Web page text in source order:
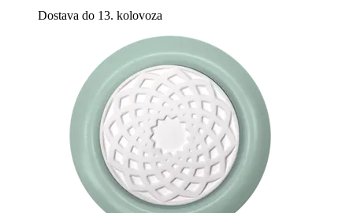
Dostava do 13. kolovoza